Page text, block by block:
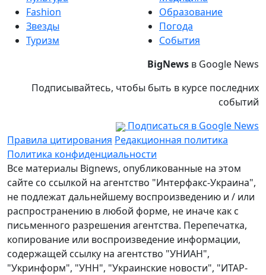
Fashion
Звезды
Туризм
Образование
Погода
События
BigNews в Google News
Подписывайтесь, чтобы быть в курсе последних
событий
Подписаться в Google News
Правила цитирования Редакционная политика
Политика конфиденциальности
Все материалы Bignews, опубликованные на этом
сайте со ссылкой на агентство "Интерфакс-Украина",
не подлежат дальнейшему воспроизведению и / или
распространению в любой форме, не иначе как с
письменного разрешения агентства. Перепечатка,
копирование или воспроизведение информации,
содержащей ссылку на агентство "УНИАН",
"Укринформ", "УНН", "Украинские новости", "ИТАР-